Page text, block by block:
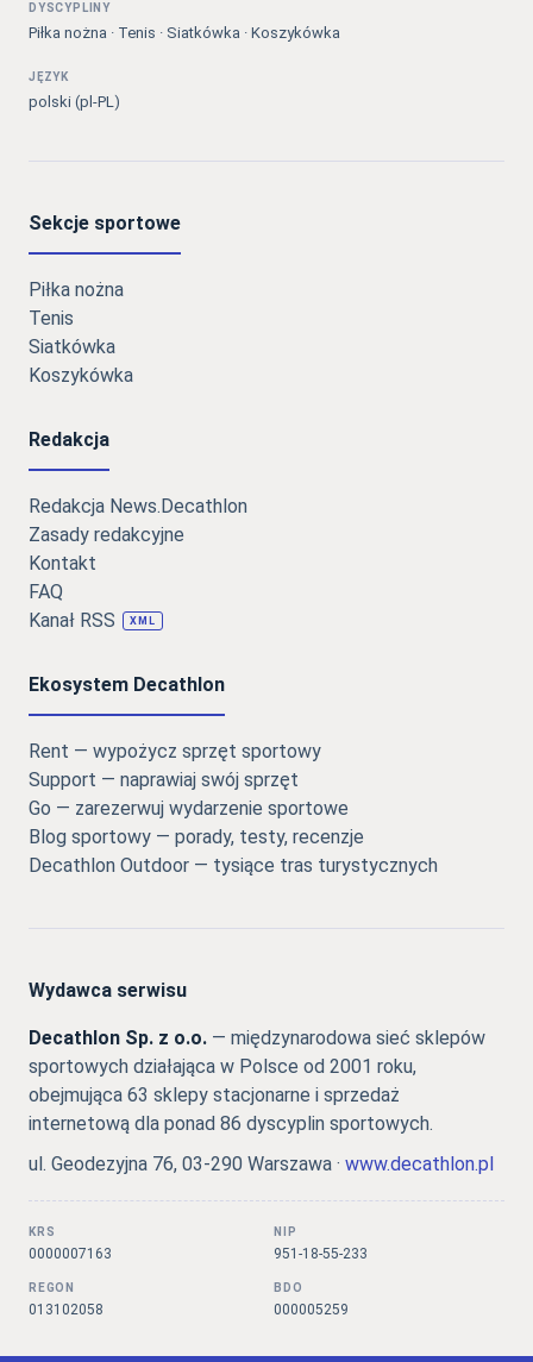
DYSCYPLINY
Piłka nożna · Tenis · Siatkówka · Koszykówka
JĘZYK
polski (pl-PL)
Sekcje sportowe
Piłka nożna
Tenis
Siatkówka
Koszykówka
Redakcja
Redakcja News.Decathlon
Zasady redakcyjne
Kontakt
FAQ
Kanał RSS
XML
Ekosystem Decathlon
Rent — wypożycz sprzęt sportowy
Support — naprawiaj swój sprzęt
Go — zarezerwuj wydarzenie sportowe
Blog sportowy — porady, testy, recenzje
Decathlon Outdoor — tysiące tras turystycznych
Wydawca serwisu
Decathlon Sp. z o.o. — międzynarodowa sieć sklepów
sportowych działająca w Polsce od 2001 roku,
obejmująca 63 sklepy stacjonarne i sprzedaż
internetową dla ponad 86 dyscyplin sportowych.
ul. Geodezyjna 76, 03-290 Warszawa · www.decathlon.pl
KRS
0000007163
NIP
951-18-55-233
REGON
013102058
BDO
000005259